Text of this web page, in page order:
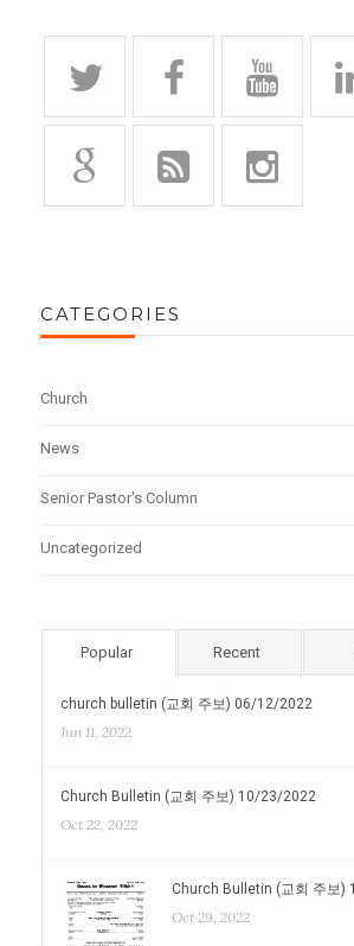
CATEGORIES
Church
News
Senior Pastor's Column
Uncategorized
Popular Recent
church bulletin (교회 주보) 06/12/2022
Jun 11, 2022
Church Bulletin (교회 주보) 10/23/2022
Oct 22, 2022
Church Bulletin (교회 주보)
Oct 29, 2022